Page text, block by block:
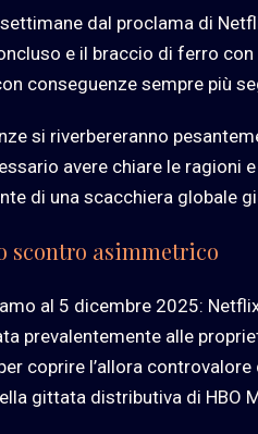
dal proclama di
e il braccio di ferro
conseguenze sempre più
si riverbereranno
avere chiare le ragioni
di una scacchiera globale
scontro asimmetrico
al 5 dicembre 2025:
prevalentemente alle
coprire l’allora
gittata distributiva di HBO